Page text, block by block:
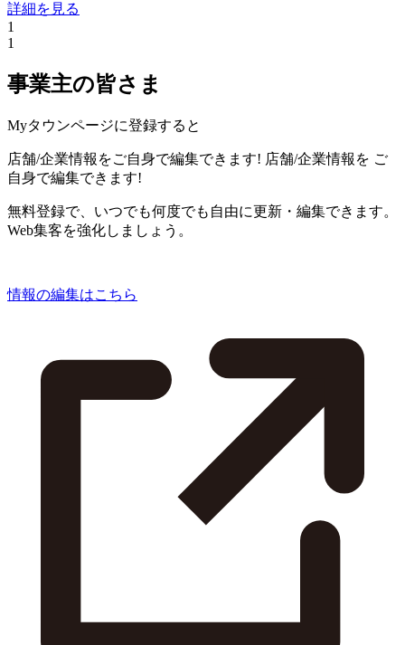
詳細を見る
1
1
事業主の皆さま
Myタウンページに登録すると
店舗/企業情報をご自身で編集できます! 店舗/企業情報を ご
自身で編集できます!
無料登録で、いつでも何度でも自由に更新・編集できます。
Web集客を強化しましょう。
情報の編集はこちら